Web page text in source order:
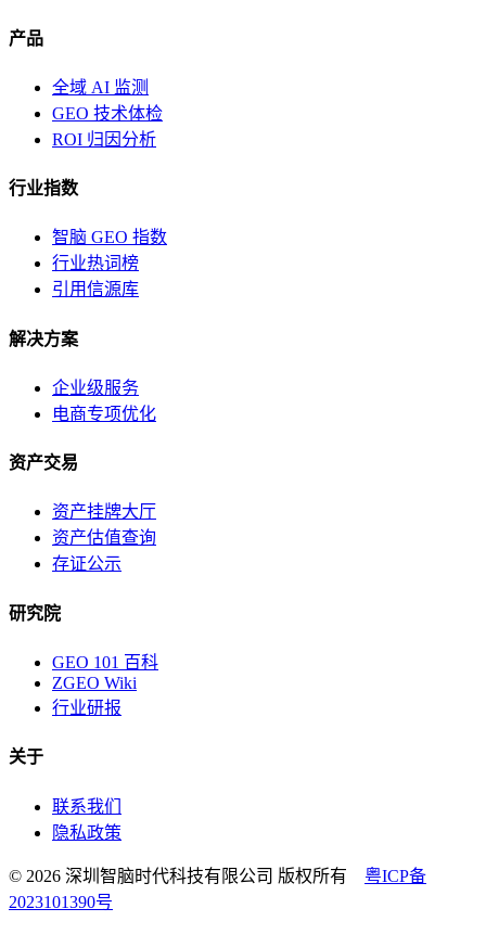
产品
全域 AI 监测
GEO 技术体检
ROI 归因分析
行业指数
智脑 GEO 指数
行业热词榜
引用信源库
解决方案
企业级服务
电商专项优化
资产交易
资产挂牌大厅
资产估值查询
存证公示
研究院
GEO 101 百科
ZGEO Wiki
行业研报
关于
联系我们
隐私政策
© 2026 深圳智脑时代科技有限公司 版权所有 粤ICP备
2023101390号